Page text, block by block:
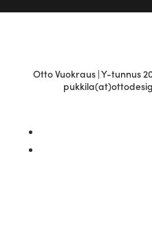
Otto Vuokraus | Y-tunnus